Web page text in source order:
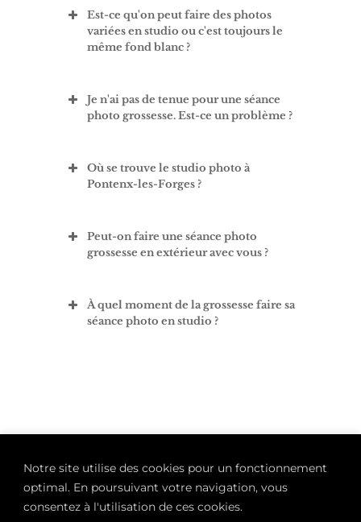
Notre site utilise des cookies pour un fonctionnement
optimal. En poursuivant votre navigation, vous
consentez à l'utilisation de ces cookies.
Est-ce qu'on peut faire des photos
variées en studio ou c'est toujours le
même fond blanc ?
Je n'ai pas de tenue pour une séance
photo grossesse. Est-ce un problème ?
Où se trouve le studio photo à
Pontenx-les-Forges ?
Peut-on faire une séance photo
grossesse en extérieur avec vous ?
À quel moment de la grossesse faire sa
séance photo en studio ?